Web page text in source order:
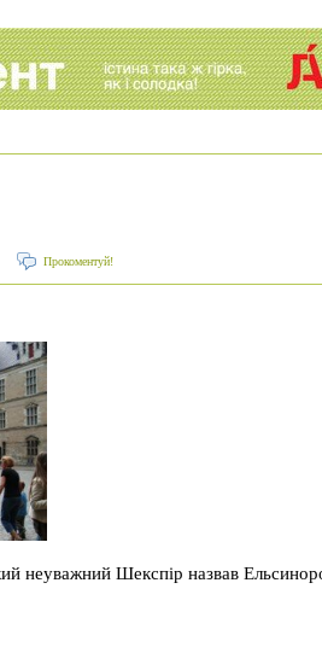
Прокоментуй!
неуважний Шекспір назвав